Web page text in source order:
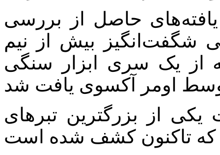
حاصل از بررسی
شگفت‌انگیز بیش از نیم
از یک سری ابزار سنگی
از بزرگترین تبرهای